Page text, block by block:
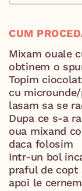
CUM
Mixam ouale
obtinem o
Topim
cu
lasam sa se
Dupa ce s-a
oua mixand
daca folosim⁣
Intr-un bol
praful de copt
apoi le